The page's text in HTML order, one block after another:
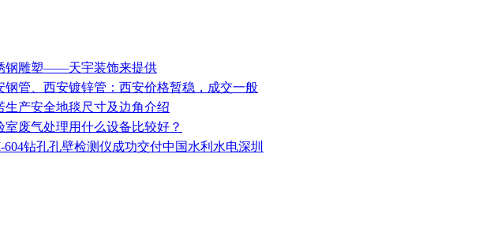
钢雕塑——天宇装饰来提供
钢管、西安镀锌管：西安价格暂稳，成交一般
生产安全地毯尺寸及边角介绍
室废气处理用什么设备比较好？
604钻孔孔壁检测仪成功交付中国水利水电深圳